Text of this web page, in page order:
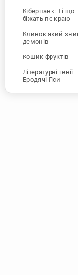
Кіберпанк: Ті що
біжать по краю
Клинок який
демонів
Кошик фруктів
Літературні генії
Бродячі Пси
Людина-